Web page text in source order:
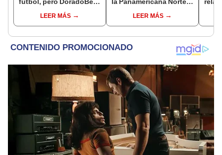
Indecopi multó a la
empresa con más de S/
LEER MÁS
Sullana, Piura
LEER MÁS